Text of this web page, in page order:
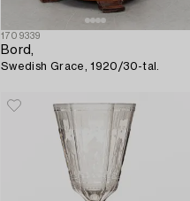
1709339
Bord,
Swedish Grace, 1920/30-tal.